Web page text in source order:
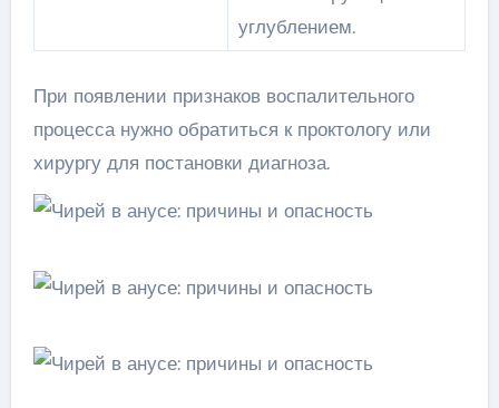
углублением.
При появлении признаков воспалительного
процесса нужно обратиться к проктологу или
хирургу для постановки диагноза.